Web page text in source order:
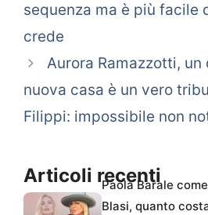
sequenza ma è più facile
crede
Aurora Ramazzotti,
nuova casa è un vero
Filippi: impossibile non
Articoli recenti
Paola Barale
Blasi, quanto